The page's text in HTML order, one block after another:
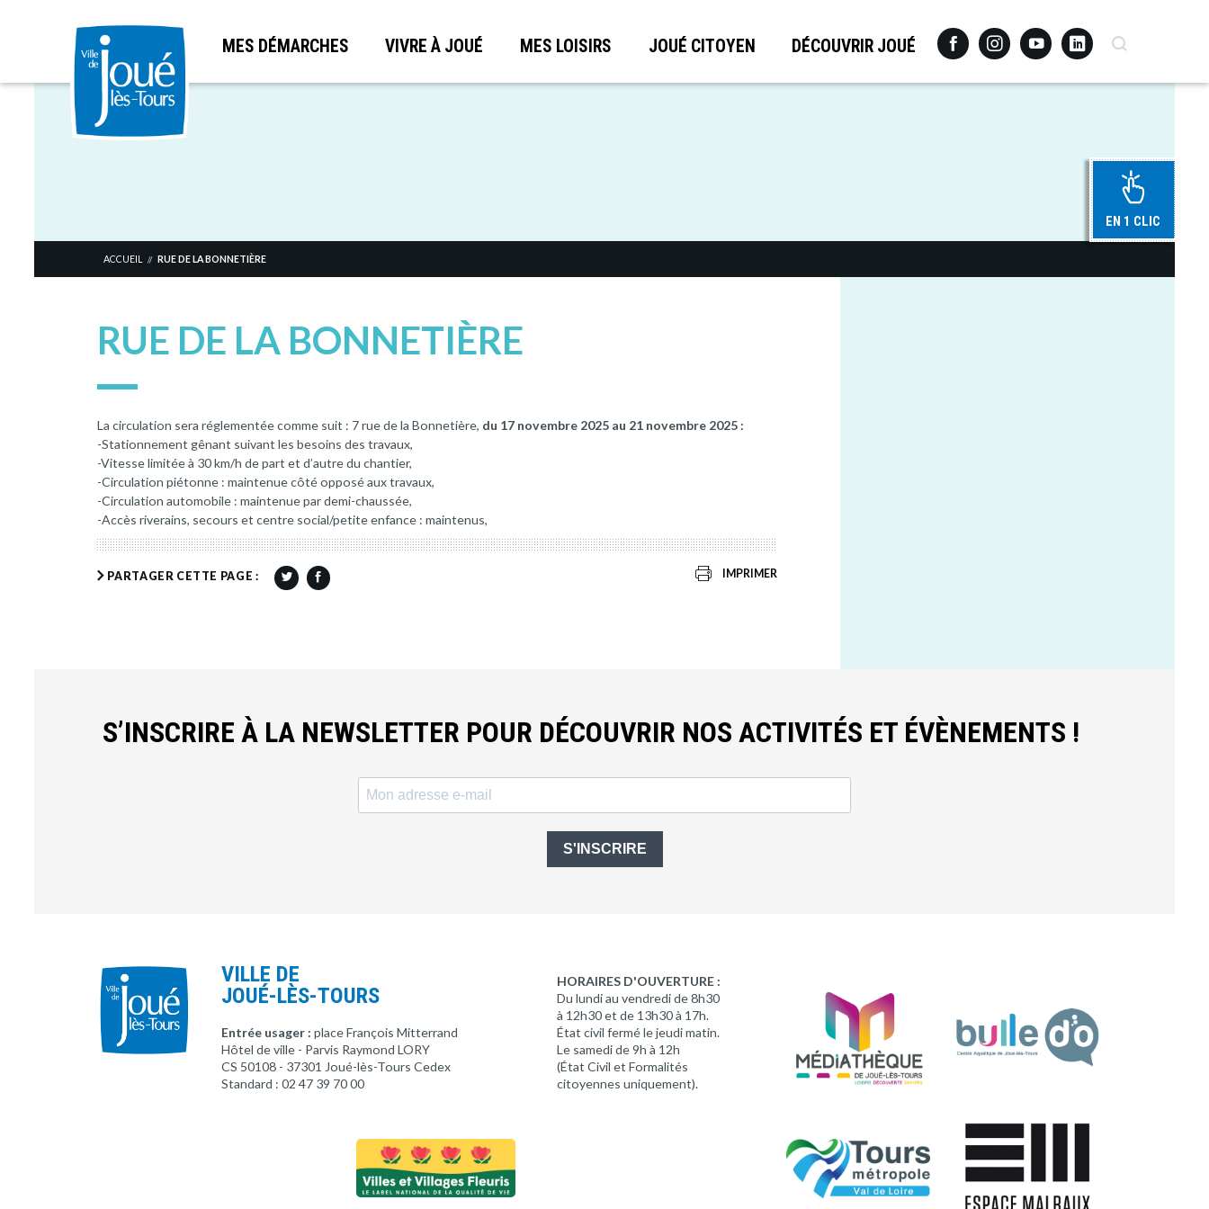
Aller
MES DÉMARCHES VIVRE À JOUÉ MES LOISIRS JOUÉ CITOYEN DÉCOUVRIR JOUÉ FacebookInstagramYoutubeLinkedinRecherche
EN 1 CLIC
ACCUEIL // RUE DE LA BONNETIÈRE
RUE DE LA BONNETIÈRE
La circulation sera réglementée comme suit : 7 rue de la Bonnetière, du 17 novembre 2025 au 21 novembre 2025 :
-Stationnement gênant suivant les besoins des travaux,
-Vitesse limitée à 30 km/h de part et d’autre du chantier,
-Circulation piétonne : maintenue côté opposé aux travaux,
-Circulation automobile : maintenue par demi-chaussée,
-Accès riverains, secours et centre social/petite enfance : maintenus,
PARTAGER CETTE PAGE : IMPRIMER
S’INSCRIRE À LA NEWSLETTER POUR DÉCOUVRIR NOS ACTIVITÉS ET ÉVÈNEMENTS !
S'INSCRIRE
VILLE DE
JOUÉ-LÈS-TOURS
Entrée usager : place François Mitterrand
Hôtel de ville - Parvis Raymond LORY
CS 50108 - 37301 Joué-lès-Tours Cedex
Standard : 02 47 39 70 00
HORAIRES D'OUVERTURE :
Du lundi au vendredi de 8h30
à 12h30 et de 13h30 à 17h.
État civil fermé le jeudi matin.
Le samedi de 9h à 12h
(État Civil et Formalités
citoyennes uniquement).